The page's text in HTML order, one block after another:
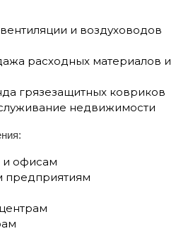
и воздуховодов
расходных материалов и
грязезащитных ковриков
недвижимости
и офисам